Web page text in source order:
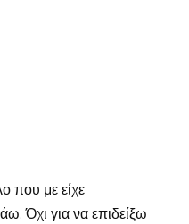
που με είχε
Όχι για να επιδείξω